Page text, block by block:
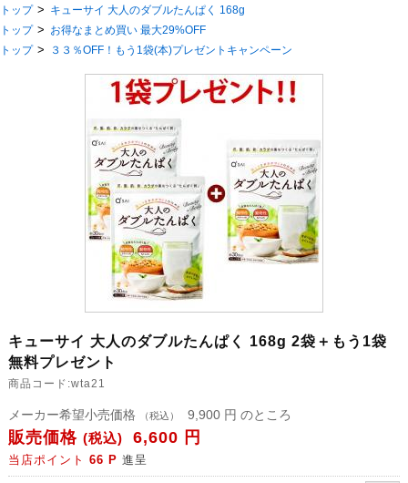
トップ>
キューサイ 大人のダブルたんぱく 168g
トップ>
お得なまとめ買い 最大29%OFF
トップ> ３３％OFF！もう1袋(本)プレゼントキャンペーン
キューサイ 大人のダブルたんぱく 168g 2袋＋もう1袋
無料プレゼント
商品コード:wta21
メーカー希望小売価格 （税込） 9,900 円 のところ
販売価格 (税込) 6,600 円
当店ポイント 66 P 進呈